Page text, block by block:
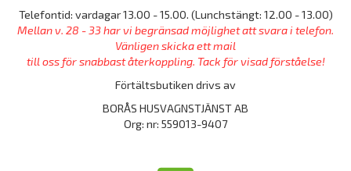
Telefontid: vardagar 13.00 - 15.00. (Lunchstängt: 12.00 - 13.00)
Mellan v. 28 - 33 har vi begränsad möjlighet att svara i telefon.
Vänligen skicka ett mail
till oss för snabbast återkoppling. Tack för visad förståelse!
Förtältsbutiken drivs av
BORÅS HUSVAGNSTJÄNST AB
Org: nr: 559013-9407